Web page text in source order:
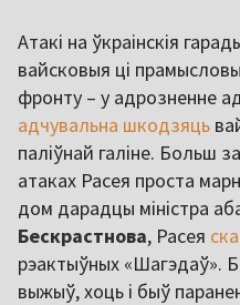
Атакі на ўкраінскія
вайсковыя ці
фронту – у адрозненне ад
адчувальна шкодзяць
паліўнай галіне. Больш
атаках Расея проста
дом дарадцы міністра
Бескрастнова, Расея
рэактыўных «Шагэдаў».
выжыў, хоць і быў